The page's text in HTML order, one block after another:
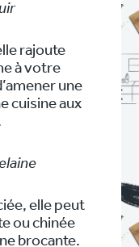
rajoute
à votre
une
cuisine aux
elle peut
ou chinée
brocante.